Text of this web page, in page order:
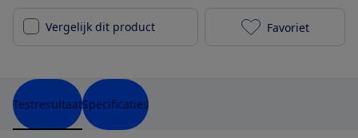
Vergelijk dit product TCL 55C635
Favoriet
TestresultaatSpecificaties